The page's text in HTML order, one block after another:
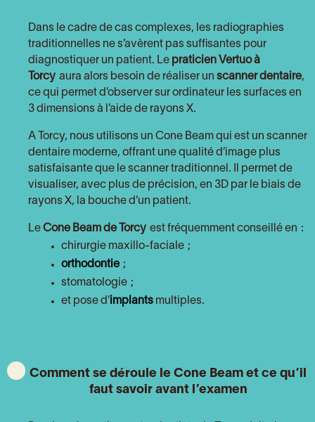
Dans le cadre de cas complexes, les radiographies
traditionnelles ne s’avèrent pas suffisantes pour
diagnostiquer un patient. Le praticien Vertuo à
Torcy aura alors besoin de réaliser un scanner dentaire,
ce qui permet d’observer sur ordinateur les surfaces en
3 dimensions à l’aide de rayons X.
A Torcy, nous utilisons un Cone Beam qui est un scanner
dentaire moderne, offrant une qualité d’image plus
satisfaisante que le scanner traditionnel. Il permet de
visualiser, avec plus de précision, en 3D par le biais de
rayons X, la bouche d’un patient.
Le Cone Beam de Torcy est fréquemment conseillé en :
chirurgie maxillo-faciale ;
orthodontie ;
stomatologie ;
et pose d’ implants multiples.
Comment se déroule le Cone Beam et ce qu’il
faut savoir avant l’examen